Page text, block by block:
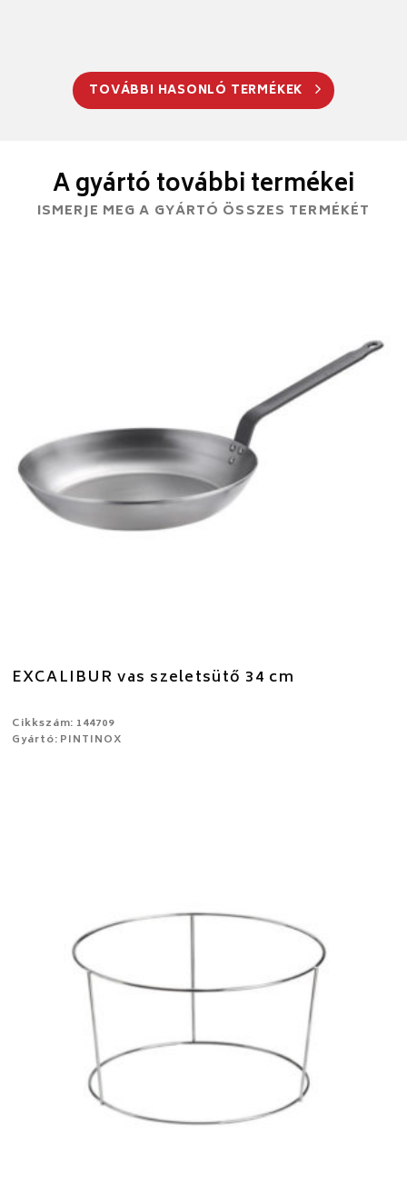
TOVÁBBI HASONLÓ TERMÉKEK
A gyártó további termékei
ISMERJE MEG A GYÁRTÓ ÖSSZES TERMÉKÉT
EXCALIBUR vas szeletsütő 34 cm
Cikkszám: 144709
Gyártó: PINTINOX